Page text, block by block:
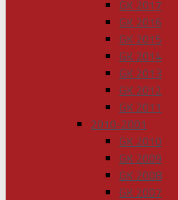
GK 2017
GK 2016
GK 2015
GK 2014
GK 2013
GK 2012
GK 2011
2010-2001
GK 2010
GK 2009
GK 2008
GK 2007